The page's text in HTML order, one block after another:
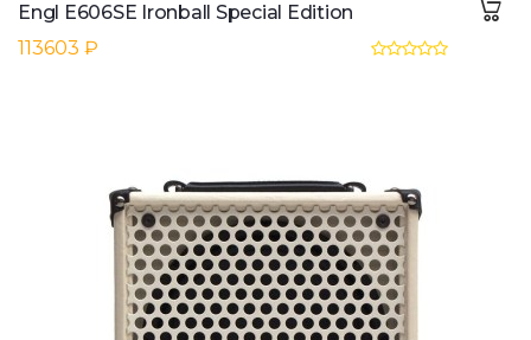
Engl E606SE Ironball Special Edition
113603 ₽